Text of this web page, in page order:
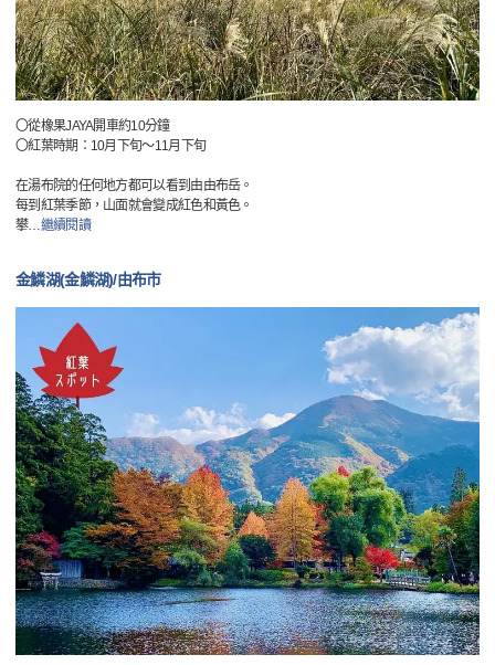
〇從橡果JAYA開車約10分鐘
〇紅葉時期：10月下旬～11月下旬
在湯布院的任何地方都可以看到由由布岳。
每到紅葉季節，山面就會變成紅色和黃色。
攀…繼續閱讀
金鱗湖(金鱗湖)/由布市